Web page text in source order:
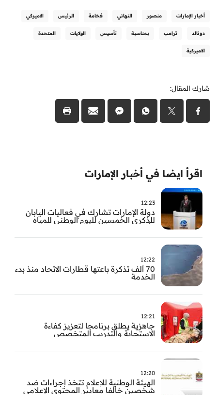
أخبار الإمارات منصور التهاني فخامة الرئيس الاميركي
دونالد ترامب بمناسبة تأسيس الولايات المتحدة
الاميركية
شارك المقال:
اقرأ ايضا في أخبار الإمارات
12:23
دولة الإمارات تشارك في فعاليات اليابان
للذكرى الخمسين لليوم الوطني للمياه
12:22
70 ألف تذكرة باعتها قطارات الاتحاد منذ بدء
الخدمة
12:21
جاهزية يطلق برنامجا لتعزيز كفاءة
الاستجابة والتدريب المتخصص
12:20
الهيئة الوطنية للإعلام تتخذ إجراءات ضد
شخصين خالفا معايير المحتوى الإعلامي